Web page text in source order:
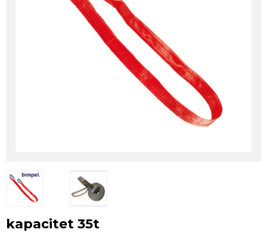
kapacitet 35t